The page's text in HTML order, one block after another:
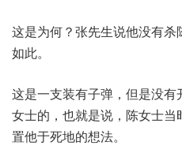
这是为何？张先生说他没有
如此。
这是一支装有子弹，但是没
女士的，也就是说，陈女士
置他于死地的想法。